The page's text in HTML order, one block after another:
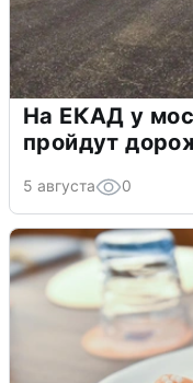
На ЕКАД у
пройдут
5 августа 0